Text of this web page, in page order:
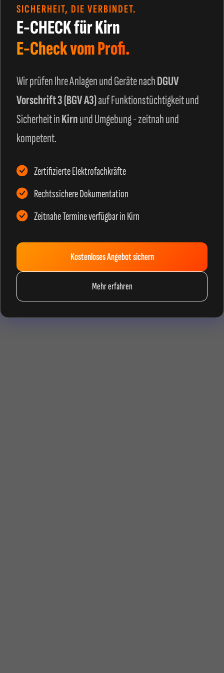
SICHERHEIT, DIE VERBINDET.
E-CHECK für Kirn
E-Check vom Profi.
Wir prüfen Ihre Anlagen und Geräte nachDGUV
Vorschrift 3 (BGV A3)auf Funktionstüchtigkeit und
Sicherheit inKirnund Umgebung - zeitnah und
kompetent.
Zertifizierte Elektrofachkräfte
Rechtssichere Dokumentation
Zeitnahe Termine verfügbar in Kirn
Kostenloses Angebot sichern
Mehr erfahren